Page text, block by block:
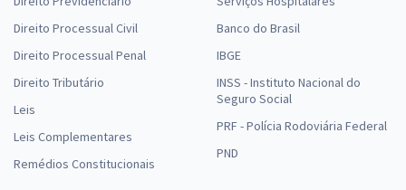
Direito Processual Civil
Direito Processual Penal
Direito Tributário
Leis
Leis Complementares
Remédios Constitucionais
Banco do Brasil
IBGE
INSS - Instituto Nacional do
Seguro Social
PRF - Polícia Rodoviária Federal
PND